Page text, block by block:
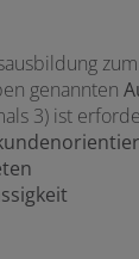
zum
genannten
3) ist